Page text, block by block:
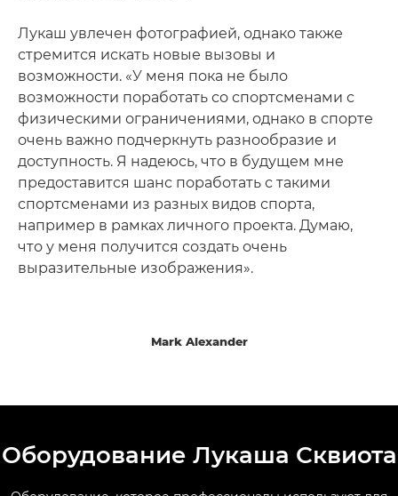
Лукаш увлечен фотографией, однако также
стремится искать новые вызовы и
возможности. «У меня пока не было
возможности поработать со спортсменами с
физическими ограничениями, однако в спорте
очень важно подчеркнуть разнообразие и
доступность. Я надеюсь, что в будущем мне
предоставится шанс поработать с такими
спортсменами из разных видов спорта,
например в рамках личного проекта. Думаю,
что у меня получится создать очень
выразительные изображения».
Mark Alexander
Оборудование Лукаша Сквиота